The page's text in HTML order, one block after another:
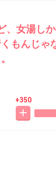
、女湯し
もんじゃ
+350